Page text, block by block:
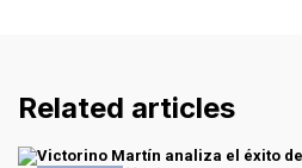
Related articles